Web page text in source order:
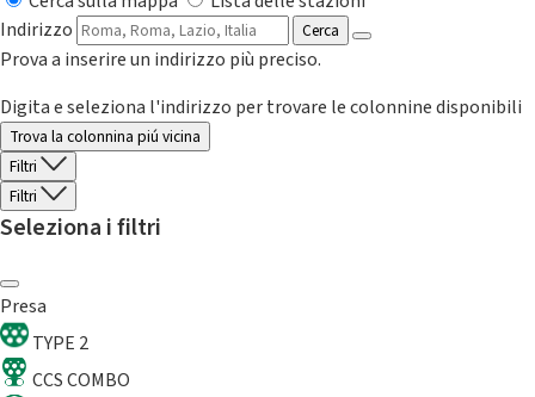
Indirizzo
Cerca
Prova a inserire un indirizzo più preciso.
Digita e seleziona l'indirizzo per trovare le colonnine disponibili
Trova la colonnina piú vicina
Filtri
Filtri
Seleziona i filtri
Presa
TYPE 2
CCS COMBO